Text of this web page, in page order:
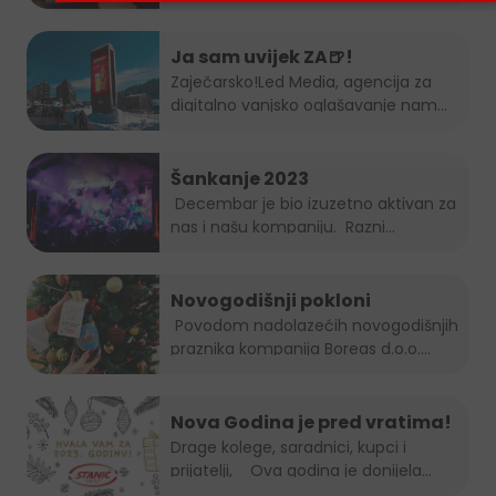
Ja sam uvijek ZA🍺!
Zaječarsko!Led Media, agencija za
digitalno vanjsko oglašavanje nam
Šankanje 2023
nas i našu kompaniju. Razni...
Novogodišnji pokloni
praznika kompanija Boreas d.o.o....
Nova Godina je pred vratima!
Drage kolege, saradnici, kupci i
prijatelji, Ova godina je donijela...